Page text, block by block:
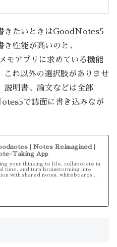
きたいときはGoodNotes5
性能が高いのと、
モアプリに求めている機能
これ以外の選択肢がありませ
説明書、論文などは全部
で誌面に書き込みなが
| Notes Reimagined |
Taking App
your thinking to life, collaborate in
time, and turn brainstorming into
with shared notes, whiteboards...